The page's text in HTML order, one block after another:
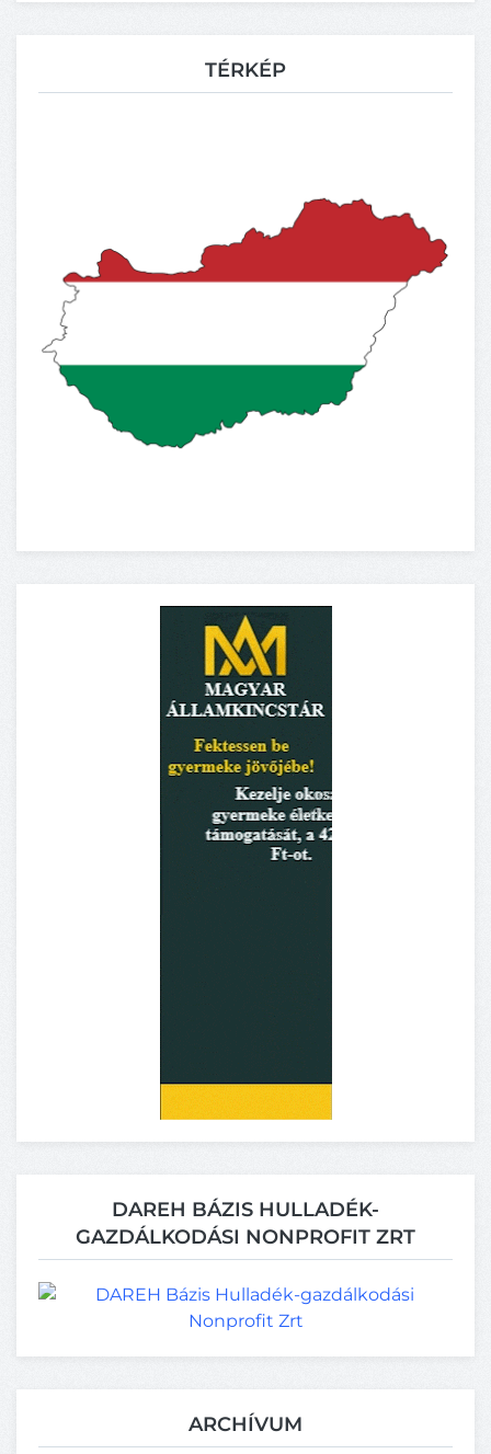
TÉRKÉP
DAREH BÁZIS HULLADÉK-
GAZDÁLKODÁSI NONPROFIT ZRT
ARCHÍVUM